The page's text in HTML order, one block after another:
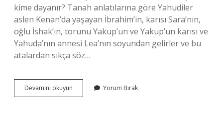
kime dayanır? Tanah anlatılarına göre Yahudiler
aslen Kenan’da yaşayan İbrahim’in, karısı Sara’nın,
oğlu İshak’ın, torunu Yakup’un ve Yakup’un karısı ve
Yahuda’nın annesi Lea’nın soyundan gelirler ve bu
atalardan sıkça söz…
Devamını okuyun
Kimin
Yorum Bırak